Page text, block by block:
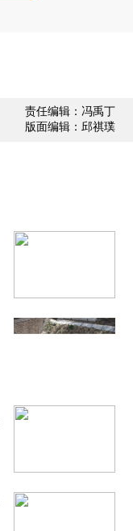
责任编辑：冯禹丁
版面编辑：邱祺璞